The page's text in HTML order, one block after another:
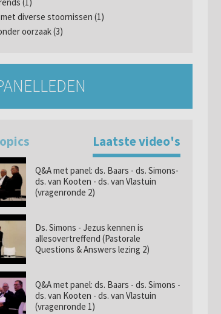
diverse stoornissen (1)
oorzaak (3)
Laatste video's
Q&A met panel: ds. Baars - ds. Simons-
ds. van Kooten - ds. van Vlastuin
(vragenronde 2)
Ds. Simons - Jezus kennen is
allesovertreffend (Pastorale
Questions & Answers lezing 2)
Q&A met panel: ds. Baars - ds. Simons -
ds. van Kooten - ds. van Vlastuin
(vragenronde 1)